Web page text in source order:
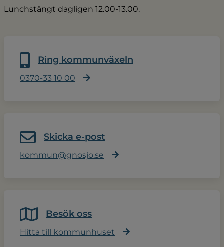
Lunchstängt dagligen 12.00-13.00.
Ring kommunväxeln
0370-33 10 00
Skicka e-post
kommun@gnosjo.se
Besök oss
Hitta till kommunhuset